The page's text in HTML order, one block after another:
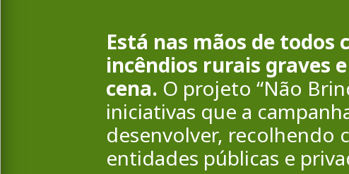
Está nas mãos de
incêndios rurais graves
cena. O projeto “Não
iniciativas que a
desenvolver, recolhendo
entidades públicas e